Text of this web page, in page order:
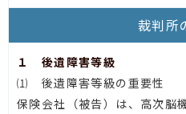
裁判所
１ 後遺障害等級
⑴ 後遺障害等級の重要性
保険会社（被告）は、高次脳